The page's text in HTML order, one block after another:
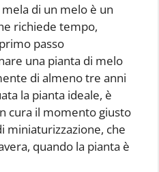
di un melo è un
richiede tempo,
passo
una pianta di melo
di almeno tre anni
la pianta ideale, è
cura il momento giusto
miniaturizzazione, che
quando la pianta è